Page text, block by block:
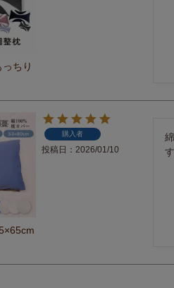
ちり
購入者
投稿日 2026/01/10
す